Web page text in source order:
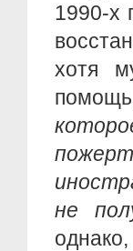
1990-х
хотя
не